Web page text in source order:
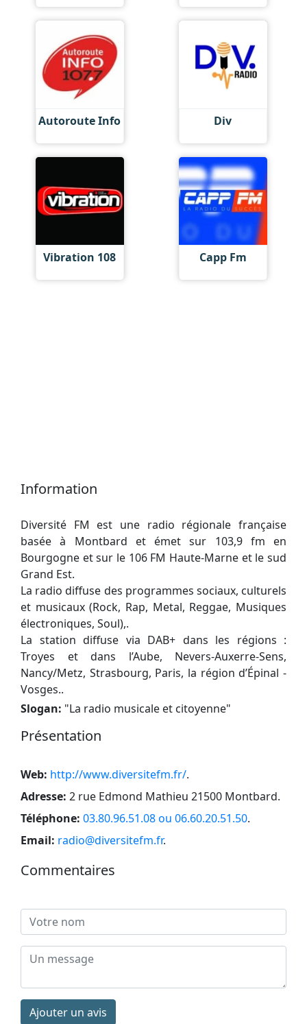
Autoroute Info Div
Vibration 108 Capp Fm
Information
Diversité FM est une radio régionale française
basée à Montbard et émet sur 103,9 fm en
Bourgogne et sur le 106 FM Haute-Marne et le sud
Grand Est.
La radio diffuse des programmes sociaux, culturels
et musicaux (Rock, Rap, Metal, Reggae, Musiques
électroniques, Soul),.
La station diffuse via DAB+ dans les régions :
Troyes et dans l’Aube, Nevers-Auxerre-Sens,
Nancy/Metz, Strasbourg, Paris, la région d’Épinal -
Vosges..
Slogan: "La radio musicale et citoyenne"
Présentation
Web: http://www.diversitefm.fr/.
Adresse: 2 rue Edmond Mathieu 21500 Montbard.
Téléphone: 03.80.96.51.08 ou 06.60.20.51.50.
Email: radio@diversitefm.fr.
Commentaires
Ajouter un avis